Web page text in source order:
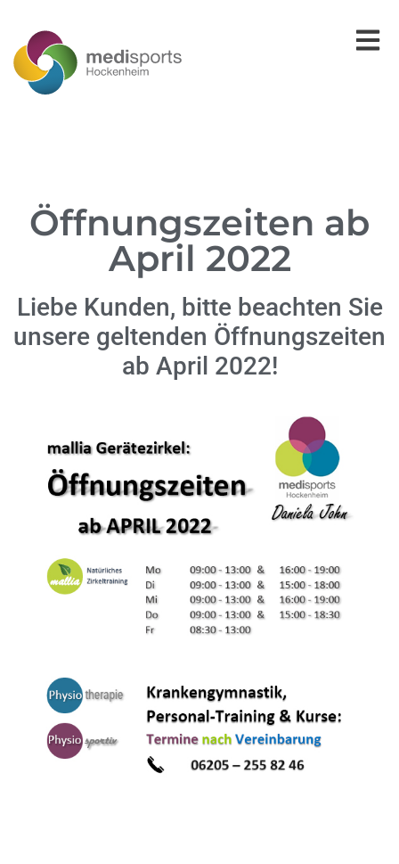
Öffnungszeiten ab
April 2022
Liebe Kunden, bitte beachten Sie
unsere geltenden Öffnungszeiten
ab April 2022!